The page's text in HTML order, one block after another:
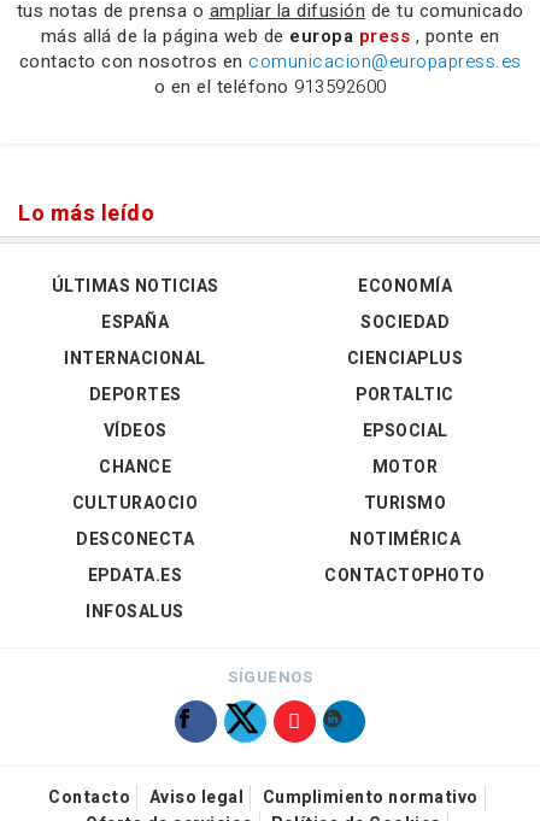
tus notas de prensa o ampliar la difusión de tu comunicado
más allá de la página web de europa press , ponte en
contacto con nosotros en comunicacion@europapress.es
o en el teléfono 913592600
Lo más leído
ÚLTIMAS NOTICIAS
ESPAÑA
INTERNACIONAL
DEPORTES
VÍDEOS
ECONOMÍA
SOCIEDAD
CIENCIAPLUS
PORTALTIC
EPSOCIAL
CHANCE
CULTURAOCIO
DESCONECTA
EPDATA.ES
INFOSALUS
MOTOR
TURISMO
NOTIMÉRICA
CONTACTOPHOTO
SÍGUENOS
Contacto Aviso legal
Cumplimiento normativo